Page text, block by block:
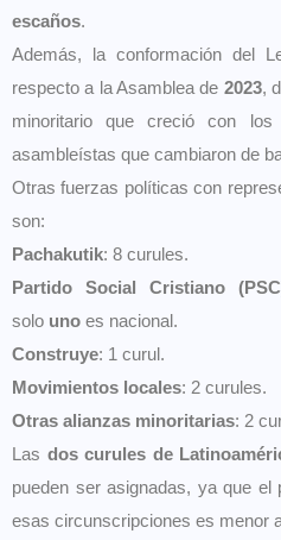
escaños.
Además, la conformación del
respecto a la Asamblea de 2023,
minoritario que creció con los
asambleístas que cambiaron de
Otras fuerzas políticas con
son:
Pachakutik: 8 curules.
Partido Social Cristiano
solo uno es nacional.
Construye: 1 curul.
Movimientos locales: 2 curules.
Otras alianzas minoritarias: 2
Las dos curules de
pueden ser asignadas, ya que
esas circunscripciones es menor